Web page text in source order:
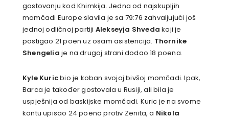
gostovanju kod Khimkija. Jedna od najskupljih
momčadi Europe slavila je sa 79:76 zahvaljujući još
jednoj odličnoj partiji Alekseyja Shveda koji je
postigao 21 poen uz osam asistencija. Thornike
Shengelia je na drugoj strani dodao 18 poena.
Kyle Kuricbio je koban svojoj bivšoj momčadi. Ipak,
Barca je također gostovala u Rusiji, ali bila je
uspješnija od baskijske momčadi. Kuric je na svome
kontu upisao 24 poena protiv Zenita, a Nikola